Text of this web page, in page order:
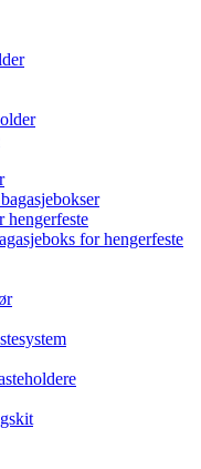
hengerfeste
for hengerfeste